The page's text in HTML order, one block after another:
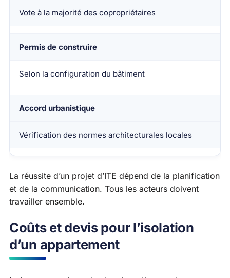
Vote à la majorité des copropriétaires
Permis de construire
Selon la configuration du bâtiment
Accord urbanistique
Vérification des normes architecturales locales
La réussite d’un projet d’ITE dépend de la planification
et de la communication. Tous les acteurs doivent
travailler ensemble.
Coûts et devis pour l’isolation
d’un appartement